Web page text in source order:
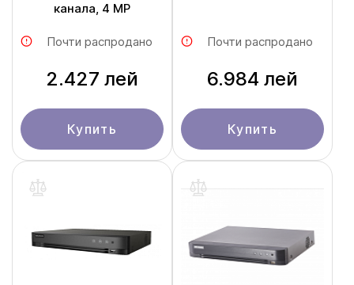
канала, 4 MP
Почти распродано
2.427 лей
Купить
Почти распродано
6.984 лей
Купить